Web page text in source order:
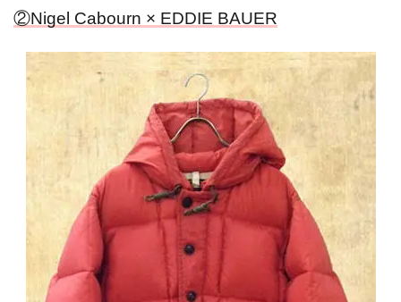
②Nigel Cabourn × EDDIE BAUER